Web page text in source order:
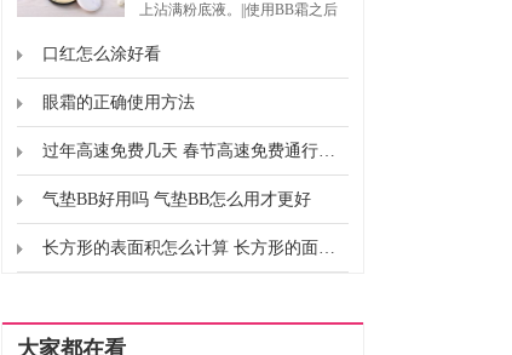
上沾满粉底液。||使用BB霜之后
口红怎么涂好看
眼霜的正确使用方法
过年高速免费几天 春节高速免费通行时间
气垫BB好用吗 气垫BB怎么用才更好
长方形的表面积怎么计算 长方形的面积怎么计算的
大家都在看